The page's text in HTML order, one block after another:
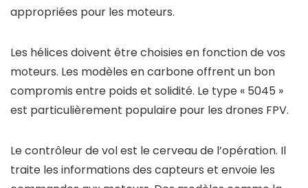
appropriées pour les moteurs.
Les hélices doivent être choisies en fonction de vos
moteurs. Les modèles en carbone offrent un bon
compromis entre poids et solidité. Le type « 5045 »
est particulièrement populaire pour les drones FPV.
Le contrôleur de vol est le cerveau de l’opération. Il
traite les informations des capteurs et envoie les